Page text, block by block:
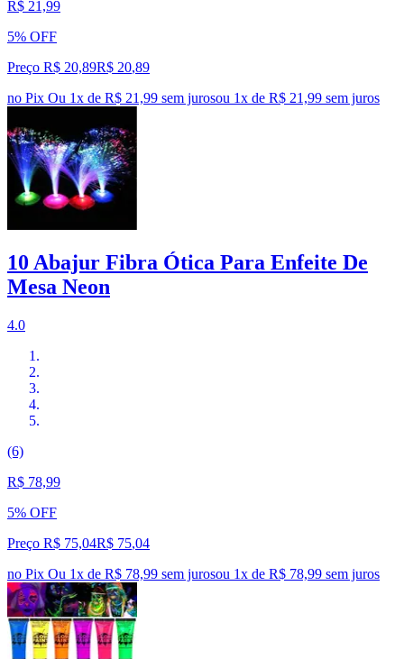
R$ 21,99
5% OFF
Preço R$ 20,89R$ 20,89
no Pix Ou 1x de R$ 21,99 sem jurosou 1x de R$ 21,99 sem juros
10 Abajur Fibra Ótica Para Enfeite De
Mesa Neon
4.0
(6)
R$ 78,99
5% OFF
Preço R$ 75,04R$ 75,04
no Pix Ou 1x de R$ 78,99 sem jurosou 1x de R$ 78,99 sem juros